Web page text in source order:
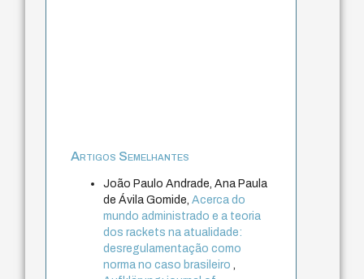
Artigos Semelhantes
João Paulo Andrade, Ana Paula
de Ávila Gomide,Acerca do
mundo administrado e a teoria
dos rackets na atualidade:
desregulamentação como
norma no caso brasileiro,